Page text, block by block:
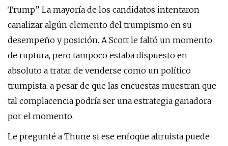
Trump”. La mayoría de los candidatos intentaron
canalizar algún elemento del trumpismo en su
desempeño y posición. A Scott le faltó un momento
de ruptura, pero tampoco estaba dispuesto en
absoluto a tratar de venderse como un político
trumpista, a pesar de que las encuestas muestran que
tal complacencia podría ser una estrategia ganadora
por el momento.
Le pregunté a Thune si ese enfoque altruista puede